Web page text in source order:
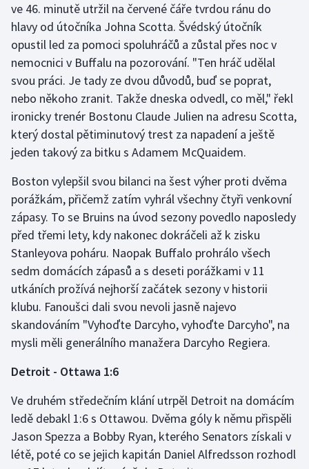
Krasobruslení
Lezení
Lyže a snowboard
Moderní pětiboj
Motorsport
Olympijské hry
Parasport
Plavání
Plážový volejbal
Ragby
Rychlobruslení
Rychlostní kanoistika
Short track
Sportovní střelba
ve 46. minutě utržil na červené čáře tvrdou ránu do
hlavy od útočníka Johna Scotta. Švédský útočník
opustil led za pomoci spoluhráčů a zůstal přes noc v
nemocnici v Buffalu na pozorování. "Ten hráč udělal
svou práci. Je tady ze dvou důvodů, buď se poprat,
nebo někoho zranit. Takže dneska odvedl, co měl," řekl
ironicky trenér Bostonu Claude Julien na adresu Scotta,
který dostal pětiminutový trest za napadení a ještě
jeden takový za bitku s Adamem McQuaidem.
Boston vylepšil svou bilanci na šest výher proti dvěma
porážkám, přičemž zatím vyhrál všechny čtyři venkovní
zápasy. To se Bruins na úvod sezony povedlo naposledy
před třemi lety, kdy nakonec dokráčeli až k zisku
Stanleyova poháru. Naopak Buffalo prohrálo všech
sedm domácích zápasů a s deseti porážkami v 11
utkáních prožívá nejhorší začátek sezony v historii
klubu. Fanoušci dali svou nevoli jasně najevo
skandováním "Vyhoďte Darcyho, vyhoďte Darcyho", na
mysli měli generálního manažera Darcyho Regiera.
Detroit - Ottawa 1:6
Ve druhém středečním klání utrpěl Detroit na domácím
ledě debakl 1:6 s Ottawou. Dvěma góly k němu přispěli
Jason Spezza a Bobby Ryan, kterého Senators získali v
létě, poté co se jejich kapitán Daniel Alfredsson rozhodl